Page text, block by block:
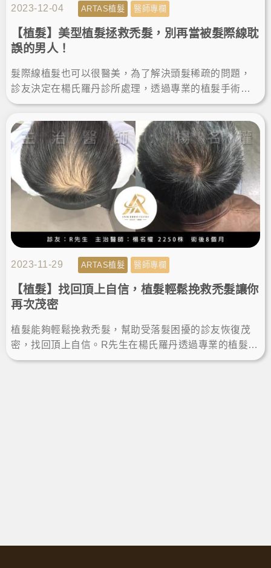
2023-12-04 ARTAS植髮 醫師專欄
【植髮】美型植髮拯救禿髮，別再當被髮際線耽
誤的男人！
髮際線植髮也可以很醫美，為了解決頭髮稀疏的問題，
診友決定在楊氏羅丹診所處理，透過專業的植髮手術幫
助，告別禿頭困擾找回濃密，術後的植髮成果讓他輕鬆
變得更年輕有型。
2023-11-29 ARTAS植髮 醫師專欄
【植髮】找回頂上自信，植髮輕鬆挽救禿髮讓你
再次茂密
植髮能夠輕鬆挽救禿髮，幫助受落髮困擾的診友恢復茂
密，找回頂上自信。R先生在楊氏羅丹透過專業的植髮手
術解決煩惱，術後八個月的植髮成果讓他很滿意，髮量